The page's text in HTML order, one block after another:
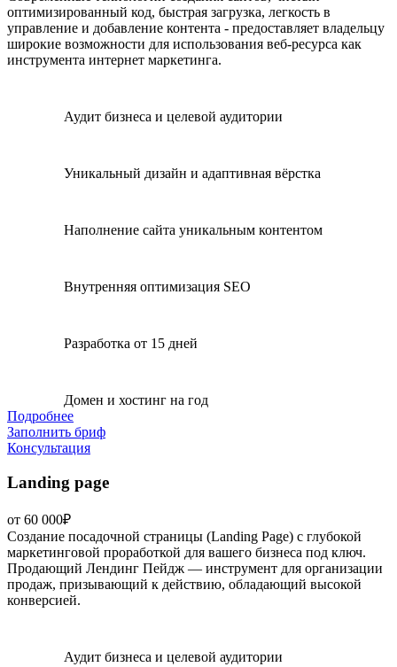
оптимизированный код, быстрая загрузка, легкость в
управление и добавление контента - предоставляет владельцу
широкие возможности для использования веб-ресурса как
инструмента интернет маркетинга.
Аудит бизнеса и целевой аудитории
Уникальный дизайн и адаптивная вёрстка
Наполнение сайта уникальным контентом
Внутренняя оптимизация SEO
Разработка от 15 дней
Домен и хостинг на год
Подробнее
Заполнить бриф
Консультация
Landing page
от 60 000₽
Создание посадочной страницы (Landing Page) с глубокой
маркетинговой проработкой для вашего бизнеса под ключ.
Продающий Лендинг Пейдж — инструмент для организации
продаж, призывающий к действию, обладающий высокой
конверсией.
Аудит бизнеса и целевой аудитории